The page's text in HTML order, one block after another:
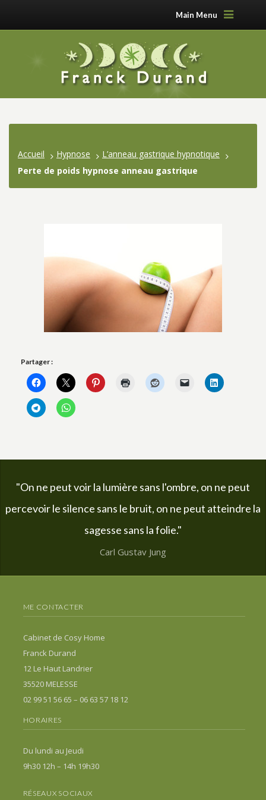
Main Menu
Accueil Hypnose
L’anneau gastrique hypnotique
Perte de poids hypnose anneau gastrique
Partager :
"On ne peut voir la lumière sans l'ombre, on ne peut
percevoir le silence sans le bruit, on ne peut atteindre la
sagesse sans la folie."
Carl Gustav Jung
ME CONTACTER
Cabinet de Cosy Home
Franck Durand
12 Le Haut Landrier
35520 MELESSE
02 99 51 56 65 – 06 63 57 18 12
HORAIRES
Du lundi au Jeudi
9h30 12h – 14h 19h30
RÉSEAUX SOCIAUX